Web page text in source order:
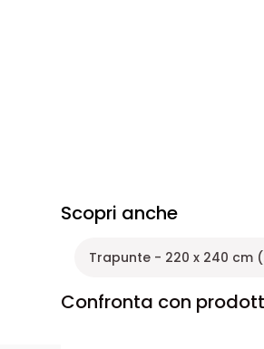
Scopri anche
Trapunte - 220 x 240 cm
Confronta con